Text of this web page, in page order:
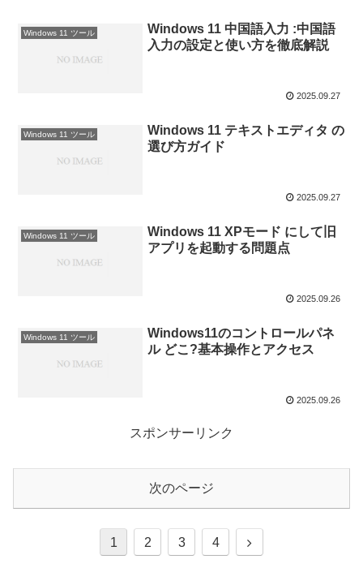
Windows 11 ツール
Windows 11 中国語入力 :中国語
入力の設定と使い方を徹底解説
2025.09.27
Windows 11 ツール
Windows 11 テキストエディタ の
選び方ガイド
2025.09.27
Windows 11 ツール
Windows 11 XPモード にして旧
アプリを起動する問題点
2025.09.26
Windows 11 ツール
Windows11のコントロールパネ
ル どこ?基本操作とアクセス
2025.09.26
スポンサーリンク
次のページ
1 2 3 4